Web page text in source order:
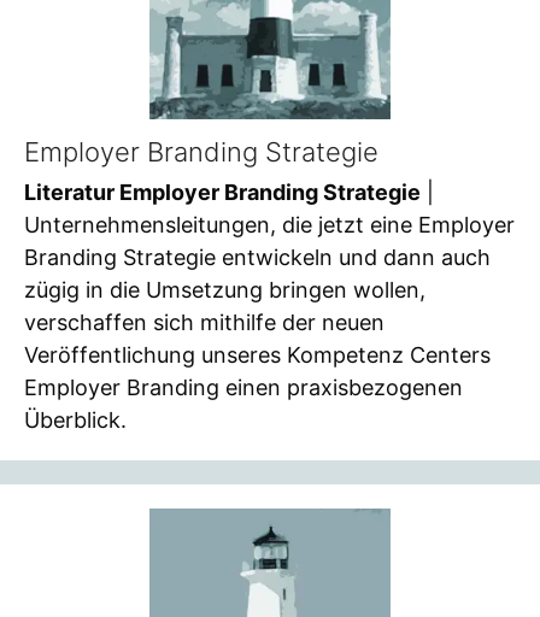
Employer Branding Strategie
Literatur Employer Branding Strategie
Unternehmensleitungen, die jetzt eine Employer
Branding Strategie entwickeln und dann auch
zügig in die Umsetzung bringen wollen,
verschaffen sich mithilfe der neuen
Veröffentlichung unseres Kompetenz Centers
Employer Branding einen praxisbezogenen
Überblick.